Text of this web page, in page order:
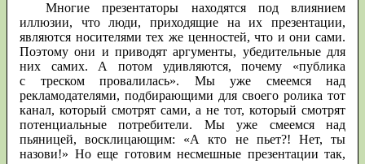
Многие презентаторы находятся под влиянием
иллюзии, что люди, приходящие на их презентации,
являются носителями тех же ценностей, что и они сами.
Поэтому они и приводят аргументы, убедительные для
них самих. А потом удивляются, почему «публика
с треском провалилась». Мы уже смеемся над
рекламодателями, подбирающими для своего ролика тот
канал, который смотрят сами, а не тот, который смотрят
потенциальные потребители. Мы уже смеемся над
пьяницей, восклицающим: «А кто не пьет?! Нет, ты
назови!» Но еще готовим несмешные презентации так,